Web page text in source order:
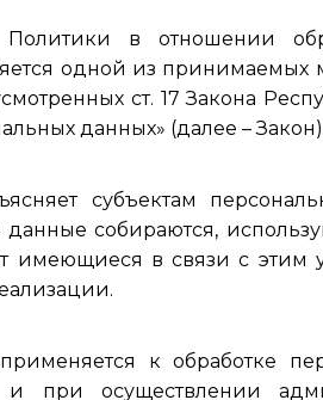
Политики в отношении
одной из
ст. 17 Закона
данных» (далее –
субъектам
собираются,
имеющиеся в связи с этим
к обработке
и при осуществлении